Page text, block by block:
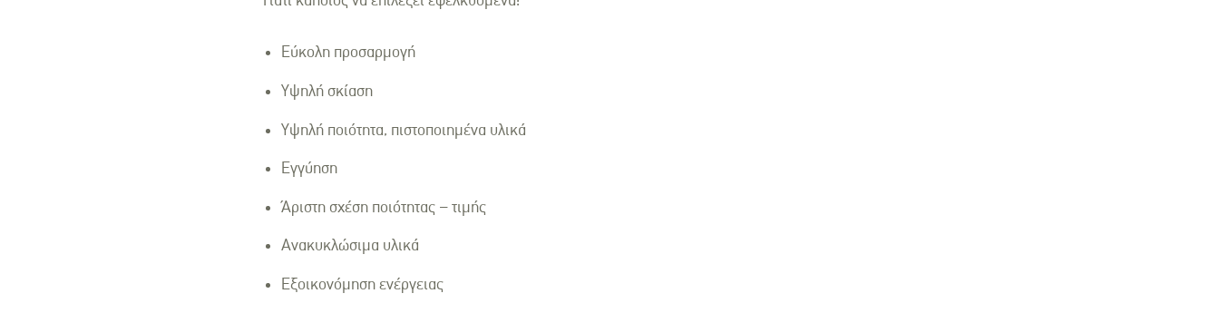
Εύκολη προσαρμογή
Υψηλή σκίαση
Υψηλή ποιότητα, πιστοποιημένα υλικά
Εγγύηση
Άριστη σχέση ποιότητας – τιμής
Ανακυκλώσιμα υλικά
Εξοικονόμηση ενέργειας